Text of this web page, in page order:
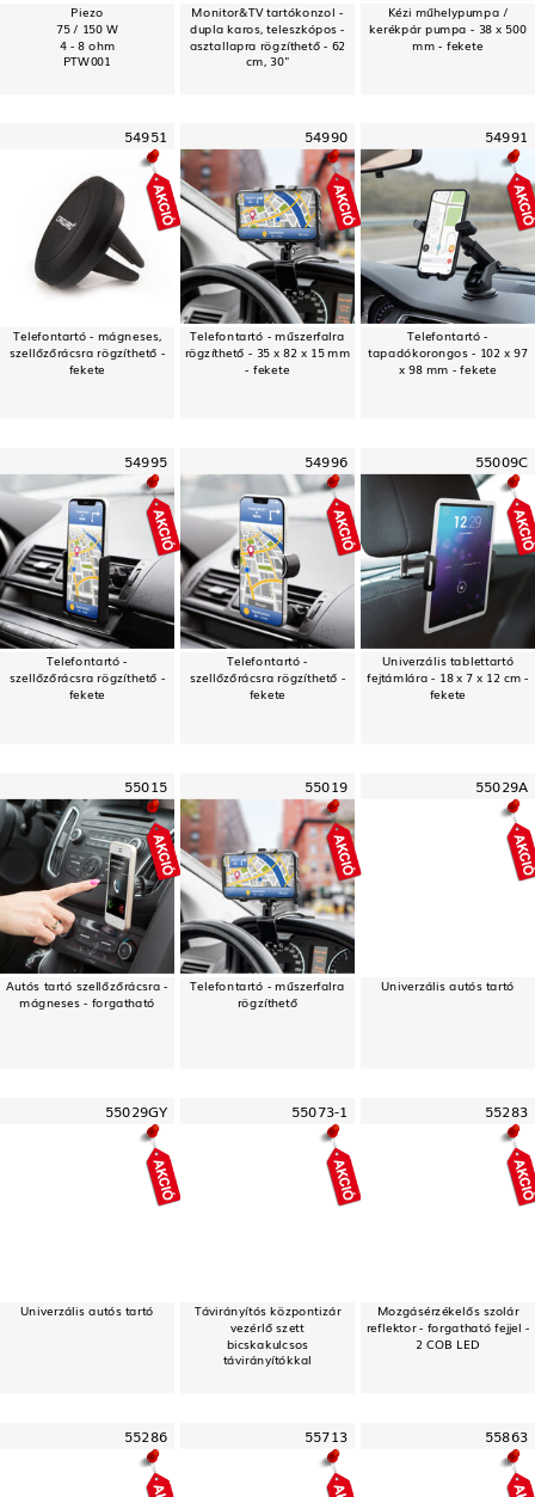
Piezo
75 / 150 W
4 - 8 ohm
PTW001
Monitor&TV tartókonzol -
dupla karos, teleszkópos -
asztallapra rögzíthető - 62
cm, 30"
Kézi műhelypumpa /
kerékpár pumpa - 38 x 500
mm - fekete
54951
Telefontartó - mágneses,
szellőzőrácsra rögzíthető -
fekete
54990
Telefontartó - műszerfalra
rögzíthető - 35 x 82 x 15 mm
- fekete
54991
Telefontartó -
tapadókorongos - 102 x 97
x 98 mm - fekete
54995
Telefontartó -
szellőzőrácsra rögzíthető -
fekete
54996
Telefontartó -
szellőzőrácsra rögzíthető -
fekete
55009C
Univerzális tablettartó
fejtámlára - 18 x 7 x 12 cm -
fekete
55015
Autós tartó szellőzőrácsra -
mágneses - forgatható
55019
Telefontartó - műszerfalra
rögzíthető
55029A
Univerzális autós tartó
55029GY
Univerzális autós tartó
55073-1
Távirányítós központizár
vezérlő szett
bicskakulcsos
távirányítókkal
55283
Mozgásérzékelős szolár
reflektor - forgatható fejjel -
2 COB LED
55286 55713 55863